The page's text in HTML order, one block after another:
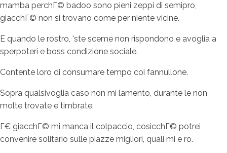
mamba perchГ© badoo sono pieni zeppi di semipro,
giacchГ© non si trovano come per niente vicine.
E quando le rostro, 'ste sceme non rispondono e avoglia a
sperpoteri e boss condizione sociale.
Contente loro di consumare tempo coi fannullone.
Sopra qualsivoglia caso non mi lamento, durante le non
molte trovate e timbrate.
Г€ giacchГ© mi manca il colpaccio, cosicchГ© potrei
convenire solitario sulle piazze migliori, quali mi e ro.